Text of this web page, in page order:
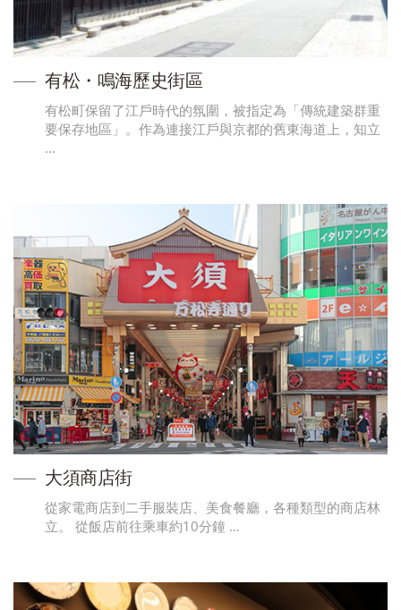
有松・鳴海歷史街區
有松町保留了江戶時代的氛圍，被指定為「傳統建築群重
要保存地區」。作為連接江戶與京都的舊東海道上，知立
…
大須商店街
從家電商店到二手服裝店、美食餐廳，各種類型的商店林
立。 從飯店前往乘車約10分鐘 …